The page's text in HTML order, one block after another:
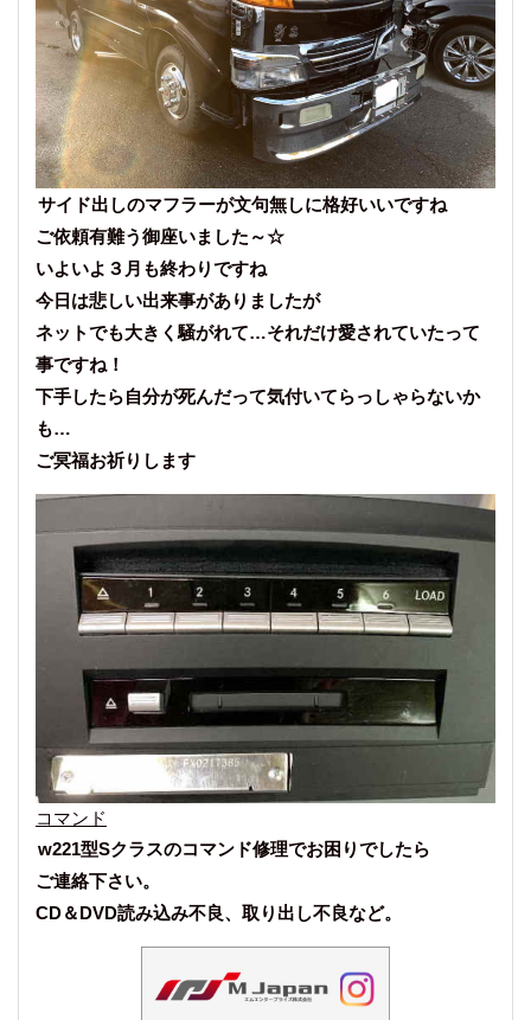
サイド出しのマフラーが文句無しに格好いいですね
ご依頼有難う御座いました～☆
いよいよ３月も終わりですね
今日は悲しい出来事がありましたが
ネットでも大きく騒がれて…それだけ愛されていたって
事ですね！
下手したら自分が死んだって気付いてらっしゃらないか
も…
ご冥福お祈りします
コマンド
w221型Sクラスのコマンド修理でお困りでしたら
ご連絡下さい。
CD＆DVD読み込み不良、取り出し不良など。